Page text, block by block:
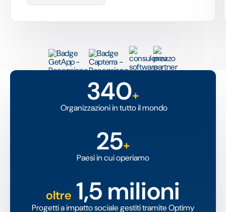
340+
Organizzazioni in tutto il mondo
25+
Paesi in cui operiamo
oltre 1,5 milioni
Progetti a impatto sociale gestiti tramite Optimy